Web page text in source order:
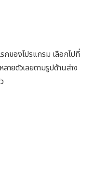
กของโปรแกรม เลือกไปที่
ายตัวเลยตามรูปด้านล่าง